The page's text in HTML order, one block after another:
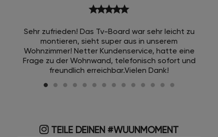
starstarstarstarstar
Sehr zufrieden! Das Tv-Board war sehr leicht zu
montieren, sieht super aus in unserem
Wohnzimmer! Netter Kundenservice, hatte eine
Frage zu der Wohnwand, telefonisch sofort und
freundlich erreichbar.Vielen Dank!
TEILE DEINEN #WUUNMOMENT